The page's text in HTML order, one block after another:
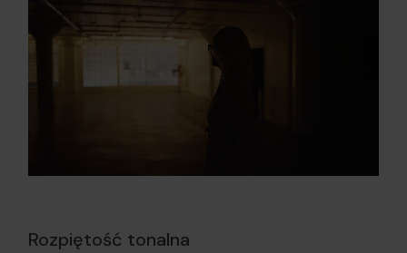
Rozpiętość tonalna